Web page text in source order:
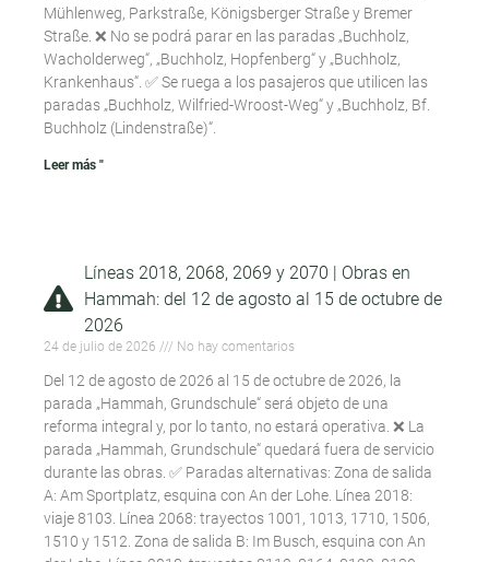
Mühlenweg, Parkstraße, Königsberger Straße y Bremer
Straße. ❌ No se podrá parar en las paradas „Buchholz,
Wacholderweg“, „Buchholz, Hopfenberg“ y „Buchholz,
Krankenhaus“. ✅ Se ruega a los pasajeros que utilicen las
paradas „Buchholz, Wilfried-Wroost-Weg“ y „Buchholz, Bf.
Buchholz (Lindenstraße)“.
Leer más "
Líneas 2018, 2068, 2069 y 2070 | Obras en
Hammah: del 12 de agosto al 15 de octubre de
2026
24 de julio de 2026 No hay comentarios
Del 12 de agosto de 2026 al 15 de octubre de 2026, la
parada „Hammah, Grundschule“ será objeto de una
reforma integral y, por lo tanto, no estará operativa. ❌ La
parada „Hammah, Grundschule“ quedará fuera de servicio
durante las obras. ✅ Paradas alternativas: Zona de salida
A: Am Sportplatz, esquina con An der Lohe. Línea 2018:
viaje 8103. Línea 2068: trayectos 1001, 1013, 1710, 1506,
1510 y 1512. Zona de salida B: Im Busch, esquina con An